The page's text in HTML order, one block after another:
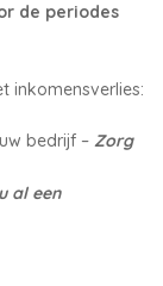
de periodes
inkomensverlies:
bedrijf – Zorg
al een